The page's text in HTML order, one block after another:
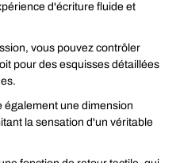
d'écriture fluide et
vous pouvez contrôler
pour des esquisses détaillées
également une dimension
la sensation d'un véritable